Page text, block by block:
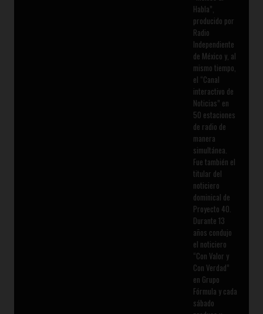
Habla”,
producido por
Radio
Independiente
de México y, al
mismo tiempo,
el “Canal
interactivo de
Noticias” en
50 estaciones
de radio de
manera
simultánea.
Fue también el
titular del
noticiero
dominical de
Proyecto 40.
Durante 13
años condujo
el noticiero
“Con Valor y
Con Verdad”
en Grupo
Fórmula y cada
sábado